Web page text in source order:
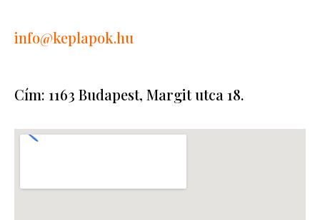
info@keplapok.hu
Cím: 1163 Budapest, Margit utca 18.